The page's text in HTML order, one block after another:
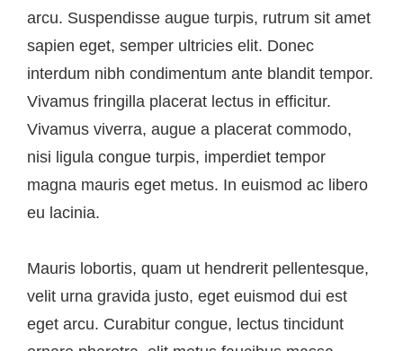
arcu. Suspendisse augue turpis, rutrum sit amet
sapien eget, semper ultricies elit. Donec
interdum nibh condimentum ante blandit tempor.
Vivamus fringilla placerat lectus in efficitur.
Vivamus viverra, augue a placerat commodo,
nisi ligula congue turpis, imperdiet tempor
magna mauris eget metus. In euismod ac libero
eu lacinia.
Mauris lobortis, quam ut hendrerit pellentesque,
velit urna gravida justo, eget euismod dui est
eget arcu. Curabitur congue, lectus tincidunt